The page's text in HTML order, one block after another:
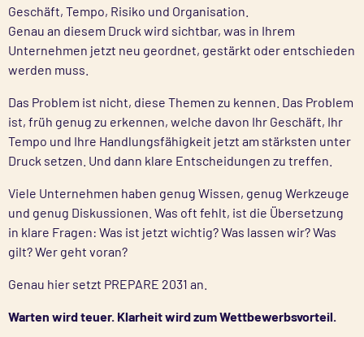
Geschäft, Tempo, Risiko und Organisation.
Genau an diesem Druck wird sichtbar, was in Ihrem
Unternehmen jetzt neu geordnet, gestärkt oder entschieden
werden muss.
Das Problem ist nicht, diese Themen zu kennen. Das Problem
ist, früh genug zu erkennen, welche davon Ihr Geschäft, Ihr
Tempo und Ihre Handlungsfähigkeit jetzt am stärksten unter
Druck setzen. Und dann klare Entscheidungen zu treffen.
Viele Unternehmen haben genug Wissen, genug Werkzeuge
und genug Diskussionen. Was oft fehlt, ist die Übersetzung
in klare Fragen: Was ist jetzt wichtig? Was lassen wir? Was
gilt? Wer geht voran?
Genau hier setzt PREPARE 2031 an.
Warten wird teuer. Klarheit wird zum Wettbewerbsvorteil.